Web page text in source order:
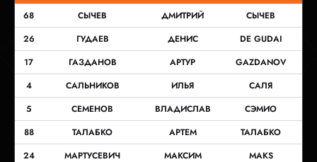
68
СЫЧЕВ ДМИТРИЙ
СЫЧЕВ
26
ГУДАЕВ ДЕНИС
DE GUDAI
17
ГАЗДАНОВ АРТУР
GAZDANOV
4
САЛЬНИКОВ ИЛЬЯ
САЛЯ
5
СЕМЕНОВ ВЛАДИСЛАВ
СЭМИО
88
ТАЛАБКО АРТЕМ
ТАЛАБКО
24
МАРТУСЕВИЧ МАКСИМ
MAKS